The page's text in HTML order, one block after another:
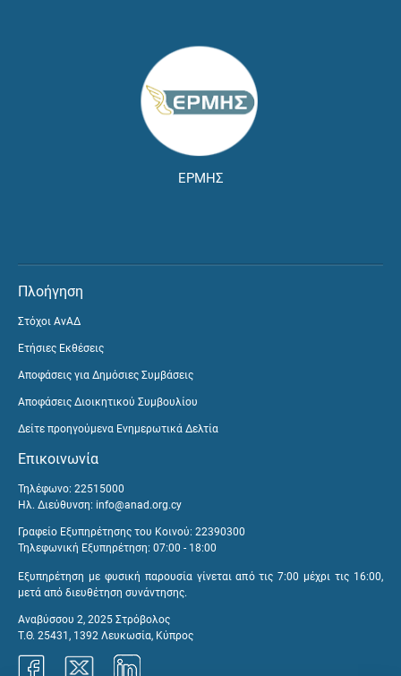
ΕΡΜΗΣ
Πλοήγηση
Στόχοι ΑνΑΔ
Ετήσιες Εκθέσεις
Αποφάσεις για Δημόσιες Συμβάσεις
Αποφάσεις Διοικητικού Συμβουλίου
Δείτε προηγούμενα Ενημερωτικά Δελτία
Επικοινωνία
Τηλέφωνο: 22515000
Ηλ. Διεύθυνση: info@anad.org.cy
Γραφείο Εξυπηρέτησης του Κοινού: 22390300
Τηλεφωνική Εξυπηρέτηση: 07:00 - 18:00
Εξυπηρέτηση με φυσική παρουσία γίνεται από τις 7:00 μέχρι τις 16:00,
μετά από διευθέτηση συνάντησης.
Αναβύσσου 2, 2025 Στρόβολος
Τ.Θ. 25431, 1392 Λευκωσία, Κύπρος